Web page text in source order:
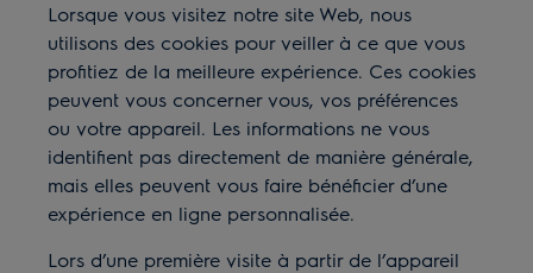
Lorsque vous visitez notre site Web, nous
utilisons des cookies pour veiller à ce que vous
profitiez de la meilleure expérience. Ces cookies
peuvent vous concerner vous, vos préférences
ou votre appareil. Les informations ne vous
identifient pas directement de manière générale,
mais elles peuvent vous faire bénéficier d’une
expérience en ligne personnalisée.
Lors d’une première visite à partir de l’appareil